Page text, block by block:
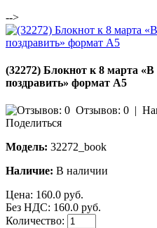
-->
(32272) Блокнот к 8 марта
поздравить» формат А5
Отзывов: 0 |
Поделиться
Модель: 32272_book
Наличие: В наличии
Цена: 160.0 руб.
Без НДС: 160.0 руб.
Количество: